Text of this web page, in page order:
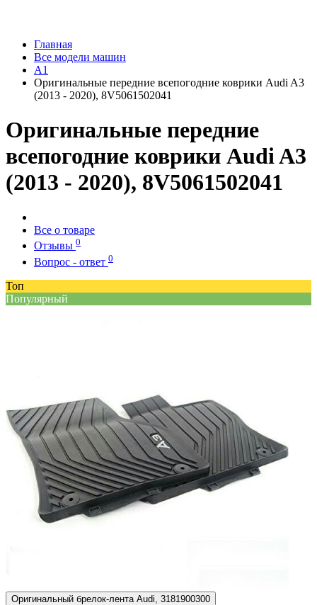
Главная
Все модели машин
A1
Оригинальные передние всепогодние коврики Audi A3
(2013 - 2020), 8V5061502041
Оригинальные передние
всепогодние коврики Audi A3
(2013 - 2020), 8V5061502041
Все о товаре
Отзывы 0
Вопрос - ответ 0
Топ
Популярный
Оригинальный брелок-лента Audi, 3181900300